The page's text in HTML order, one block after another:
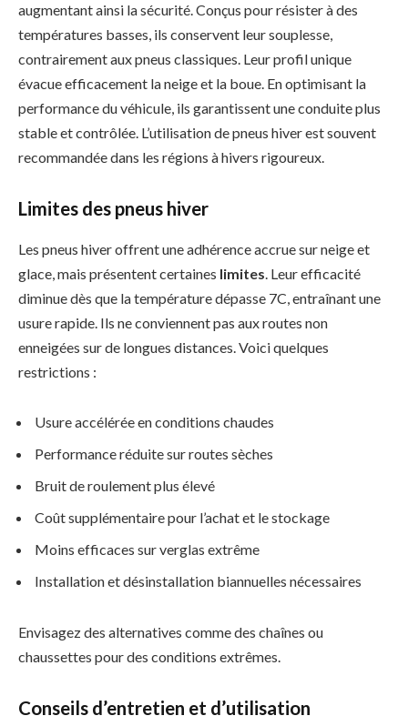
augmentant ainsi la sécurité. Conçus pour résister à des
températures basses, ils conservent leur souplesse,
contrairement aux pneus classiques. Leur profil unique
évacue efficacement la neige et la boue. En optimisant la
performance du véhicule, ils garantissent une conduite plus
stable et contrôlée. L’utilisation de pneus hiver est souvent
recommandée dans les régions à hivers rigoureux.
Limites des pneus hiver
Les pneus hiver offrent une adhérence accrue sur neige et
glace, mais présentent certaines limites . Leur efficacité
diminue dès que la température dépasse 7C, entraînant une
usure rapide. Ils ne conviennent pas aux routes non
enneigées sur de longues distances. Voici quelques
restrictions :
Usure accélérée en conditions chaudes
Performance réduite sur routes sèches
Bruit de roulement plus élevé
Coût supplémentaire pour l’achat et le stockage
Moins efficaces sur verglas extrême
Installation et désinstallation biannuelles nécessaires
Envisagez des alternatives comme des chaînes ou
chaussettes pour des conditions extrêmes.
Conseils d’entretien et d’utilisation